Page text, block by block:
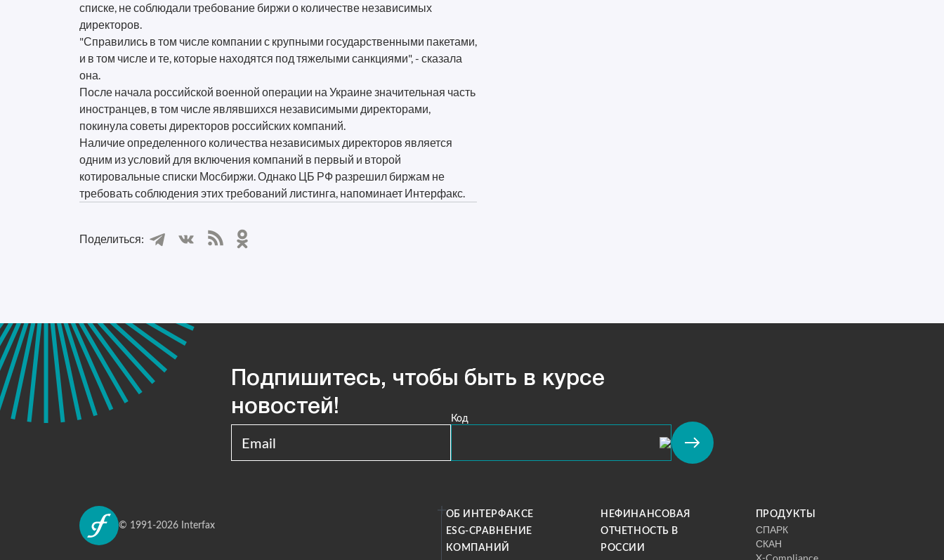
списке, не соблюдали требование биржи о количестве независимых
директоров.
"Справились в том числе компании с крупными государственными пакетами,
и в том числе и те, которые находятся под тяжелыми санкциями", - сказала
она.
После начала российской военной операции на Украине значительная часть
иностранцев, в том числе являвшихся независимыми директорами,
покинула советы директоров российских компаний.
Наличие определенного количества независимых директоров является
одним из условий для включения компаний в первый и второй
котировальные списки Мосбиржи. Однако ЦБ РФ разрешил биржам не
требовать соблюдения этих требований листинга, напоминает Интерфакс.
Поделиться:
Подпишитесь, чтобы быть в курсе
новостей!
Email
Код
© 1991-2026 Interfax
ОБ ИНТЕРФАКСЕ
ESG-СРАВНЕНИЕ
КОМПАНИЙ
НЕФИНАНСОВАЯ
ОТЧЕТНОСТЬ В
РОССИИ
ПРОДУКТЫ
СПАРК
СКАН
X-Compliance